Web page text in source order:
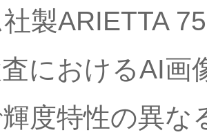
製ARIETTA
におけるAI画
度特性の異な